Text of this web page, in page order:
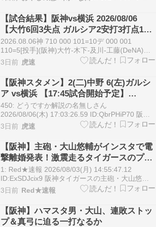
なり、中野も2盗を決め、森下の二遊間の打球が
ベースに当たって大きく跳ねて先制の2点タイム
リー。相手投手の出来が悪かったとはいえ、佐藤
が四球で…
【試合結果】阪神vs横浜 2026/08/06
【大竹6回3失点 ガルシア2安打3打点1HR
森下1安打2打点 近本2安打1打点 大山＆
高寺1安打1打点 中野2安打 】
2026.08.06神 710 000 101=10デ 000 001
110=5[投手](阪神)大竹-木下-及川-工藤(DeNA)ビ
ド-若松-松本凌-吉野[勝ち投手]大竹4勝7敗[セー
ブ]-[負け投手]ビド1勝1敗[本塁打](阪神)ガルシア2
号（1回表3ラン）(DeNA)牧1…
3日前 虎速
【阪神スタメン】2(二)中野 6(左)ガルシ
ア vs横浜 【17:45試合開始予定】
2026/08/06
450: どうですか解説の名無しさん
2026/08/06(木) 17:03:26.59 ID:QbrPHiP70 阪神
タイガース 1 中 近本 2 二 中野 3 右 森下 4 三 佐
藤 5 一 大山 6 左 ガルシア 7 捕 坂本 8 遊 元山 9
投 大竹 横浜DeNAベイ…
3日前 虎速
【阪神】主砲・大山悠輔がインスタで電
撃離婚発表！激震走るタイガースのプラ
イベート事情
1: Red★速報 2026/08/03(月) 14:55:47.12
ID:ExSDJcix9 阪神タイガースの主砲・大山悠輔
内野手（31）が8月3日、自身のインスタグラムを
更新し、離婚したことを発表した。 大山の投稿は
次の通り。 「私事ではございますが、このたび、
離婚いたしま…
3日前 Red★速報
【阪神】ハマスタ男・大山、連敗ストッ
プ＆真弓に迫る一打なるか